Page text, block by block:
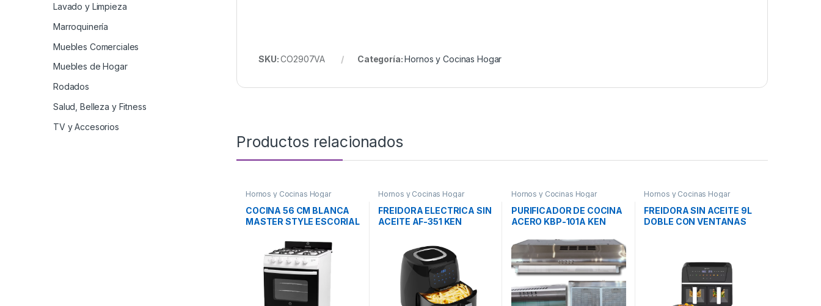
SKU:CO2907VA Categoría:Hornos y Cocinas Hogar
Productos relacionados
Hornos y Cocinas Hogar
COCINA 56 CM BLANCA
MASTER STYLE ESCORIAL
Hornos y Cocinas Hogar
FREIDORA ELECTRICA SIN
ACEITE AF-351 KEN
Hornos y Cocinas Hogar
PURIFICADOR DE COCINA
ACERO KBP-101A KEN
Hornos y Cocinas Hogar
FREIDORA SIN ACEITE 9L
DOBLE CON VENTANAS
Lavado y Limpieza
Marroquinería
Muebles Comerciales
Muebles de Hogar
Rodados
Salud, Belleza y Fitness
TV y Accesorios